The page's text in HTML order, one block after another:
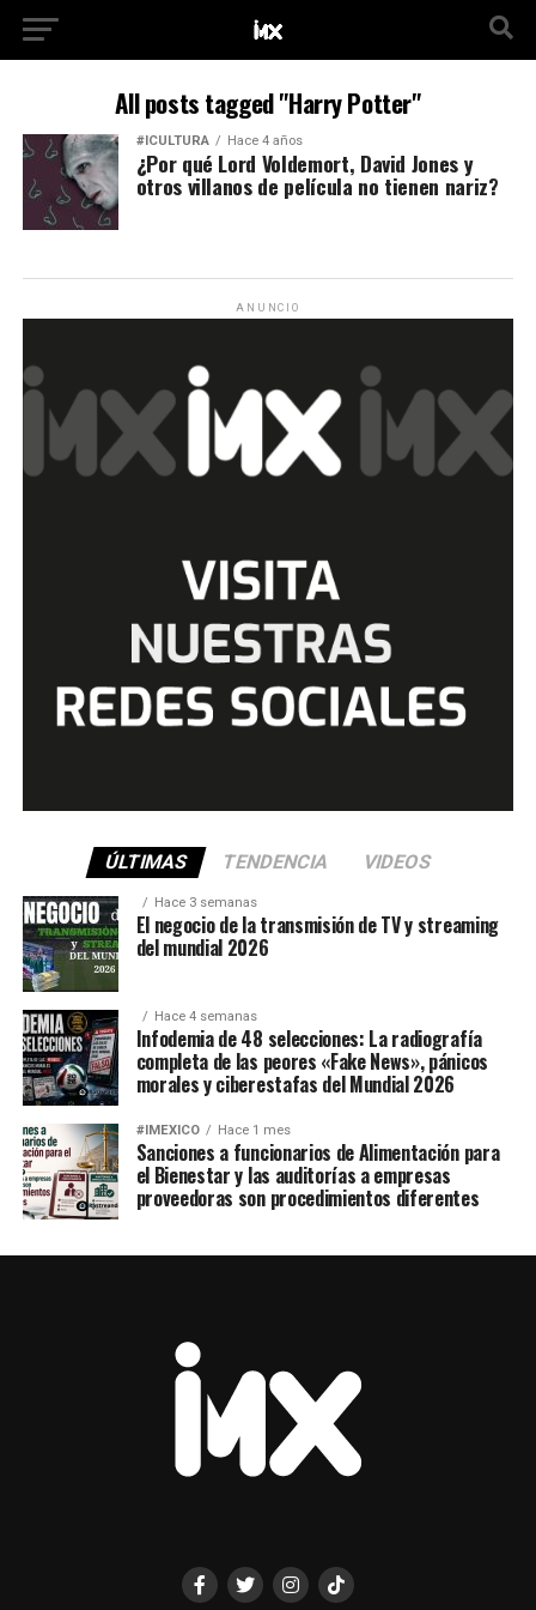
All posts tagged "Harry Potter"
#ICULTURA Hace 4 años
¿Por qué Lord Voldemort, David Jones y
otros villanos de película no tienen nariz?
ANUNCIO
ÚLTIMAS TENDENCIA VIDEOS
Hace 3 semanas
El negocio de la transmisión de TV y streaming
del mundial 2026
Hace 4 semanas
Infodemia de 48 selecciones: La radiografía
completa de las peores «Fake News», pánicos
morales y ciberestafas del Mundial 2026
#IMEXICO Hace 1 mes
Sanciones a funcionarios de Alimentación para
el Bienestar y las auditorías a empresas
proveedoras son procedimientos diferentes